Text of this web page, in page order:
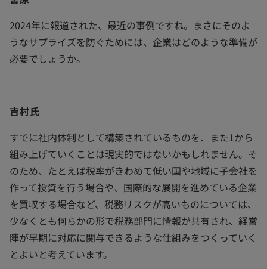
2024年に報道された、最近の事例ですね。まさにそのよ
うなサプライズを防ぐためには、企業はどのような準備が
必要でしょうか。
吉村氏
すでに社内体制として構築されているものを、また1から
組み上げていくことは現実的ではないかもしれません。そ
のため、たとえば税率がきわめて低い国や地域に子会社を
作って投資を行う場合や、国際的な展開を進めている企業
を買収する場合など、税務リスクが高いものについては、
少なくとも何らかの形で税務部門に情報が共有され、経営
陣が早期に対応に関与できるような仕組みをつくっていく
とよいと考えています。